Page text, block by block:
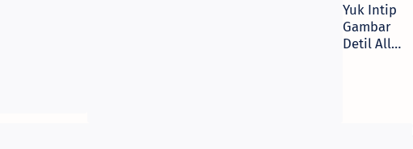
Yuk Intip
Gambar
Detil All